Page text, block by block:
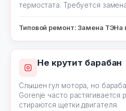
термостата. Требуется
Типовой ремонт: Замена ТЭНа
Не крутит барабан
Слышен гул мотора, но
Gorenje часто растягивается
стираются щетки двигателя.